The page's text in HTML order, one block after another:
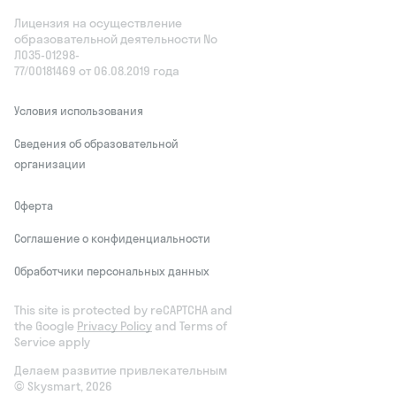
Лицензия на осуществление
образовательной деятельности No
Л035‑01298-
77/00181469 от 06.08.2019 года
Условия использования
Сведения об образовательной
организации
Оферта
Соглашение о конфиденциальности
Обработчики персональных данных
This site is protected by reCAPTCHA and
the Google Privacy Policy and Terms of
Service apply
Делаем развитие привлекательным
© Skysmart, 2026